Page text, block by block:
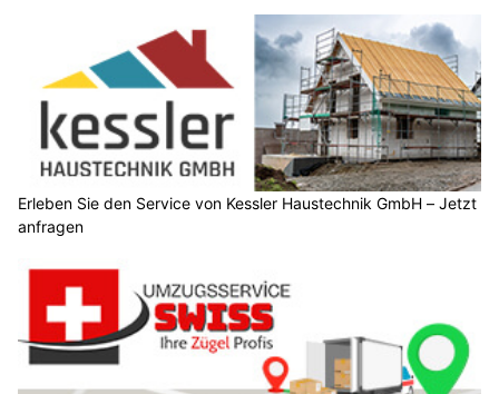
Erleben Sie den Service von Kessler Haustechnik GmbH – Jetzt
anfragen